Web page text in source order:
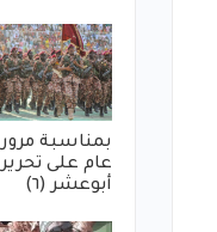
بمناسبة مرور
عام على تحرير
أبوعشر (٦)